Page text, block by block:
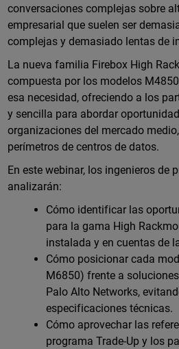
conversaciones complejas sobre
empresarial que suelen ser
complejas y demasiado lentas de
La nueva familia Firebox High
compuesta por los modelos
esa necesidad, ofreciendo a los
y sencilla para abordar
organizaciones del mercado
perímetros de centros de datos.
En este webinar, los ingenieros de
analizarán:
Cómo identificar las
para la gama High
instalada y en cuentas de
Cómo posicionar cada
M6850) frente a
Palo Alto Networks,
especificaciones técnicas.
Cómo aprovechar las
programa Trade-Up y los